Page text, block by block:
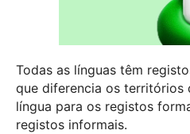
Todas as línguas têm
que diferencia os territórios
língua para os registos
registos informais.